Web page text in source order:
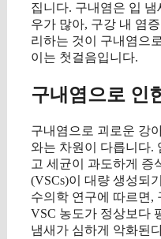
집니다. 구내염은 입
우가 많아, 구강 내 염
리하는 것이 구내염으
이는 첫걸음입니다.
구내염으로 인
구내염으로 괴로운 강
와는 차원이 다릅니다.
고 세균이 과도하게 증
(VSCs)이 대량 생성되
수의학 연구에 따르면,
VSC 농도가 정상보다
냄새가 심하게 악화된